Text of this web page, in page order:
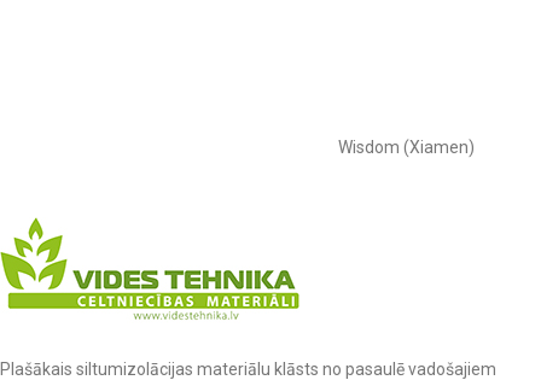
Wisdom (Xiamen)
Plašākais siltumizolācijas materiālu klāsts no pasaulē vadošajiem